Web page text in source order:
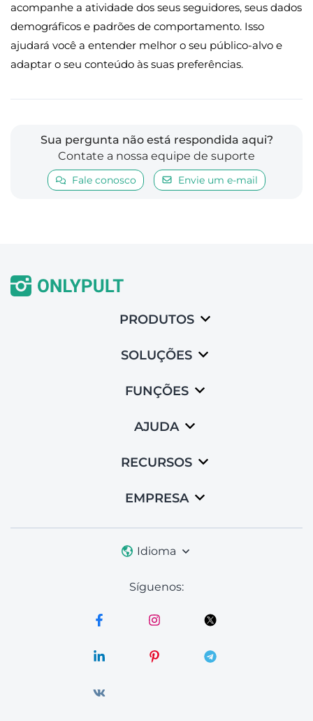
acompanhe a atividade dos seus seguidores, seus dados
demográficos e padrões de comportamento. Isso
ajudará você a entender melhor o seu público-alvo e
adaptar o seu conteúdo às suas preferências.
Sua pergunta não está respondida aqui?
Contate a nossa equipe de suporte
Fale conosco Envie um e-mail
PRODUTOS
SOLUÇÕES
FUNÇÕES
AJUDA
RECURSOS
EMPRESA
Idioma
Síguenos: